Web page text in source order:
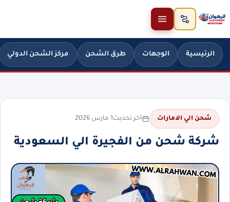
تخطَّ إلى المحتوى
الرئيسية الوجهات طرق الشحن مركز الشحن الدولي
شحن الي الامارات آخر تحديث1 مارس 2026
شركة شحن من الفجيرة الي السعودية